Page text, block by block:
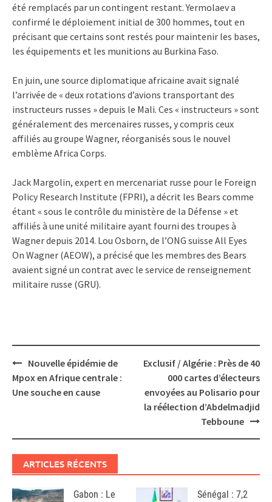
été remplacés par un contingent restant. Yermolaev a
confirmé le déploiement initial de 300 hommes, tout en
précisant que certains sont restés pour maintenir les bases,
les équipements et les munitions au Burkina Faso.
En juin, une source diplomatique africaine avait signalé
l’arrivée de « deux rotations d’avions transportant des
instructeurs russes » depuis le Mali. Ces « instructeurs » sont
généralement des mercenaires russes, y compris ceux
affiliés au groupe Wagner, réorganisés sous le nouvel
emblème Africa Corps.
Jack Margolin, expert en mercenariat russe pour le Foreign
Policy Research Institute (FPRI), a décrit les Bears comme
étant « sous le contrôle du ministère de la Défense » et
affiliés à une unité militaire ayant fourni des troupes à
Wagner depuis 2014. Lou Osborn, de l’ONG suisse All Eyes
On Wagner (AEOW), a précisé que les membres des Bears
avaient signé un contrat avec le service de renseignement
militaire russe (GRU).
Post
navigation
Nouvelle épidémie de
Mpox en Afrique centrale :
Une souche en cause
Exclusif / Algérie : Près de 40
000 cartes d’électeurs
envoyées au Polisario pour
la réélection d’Abdelmadjid
Tebboune
ARTICLES RÉCENTS
Gabon : Le
Sénégal : 7,2